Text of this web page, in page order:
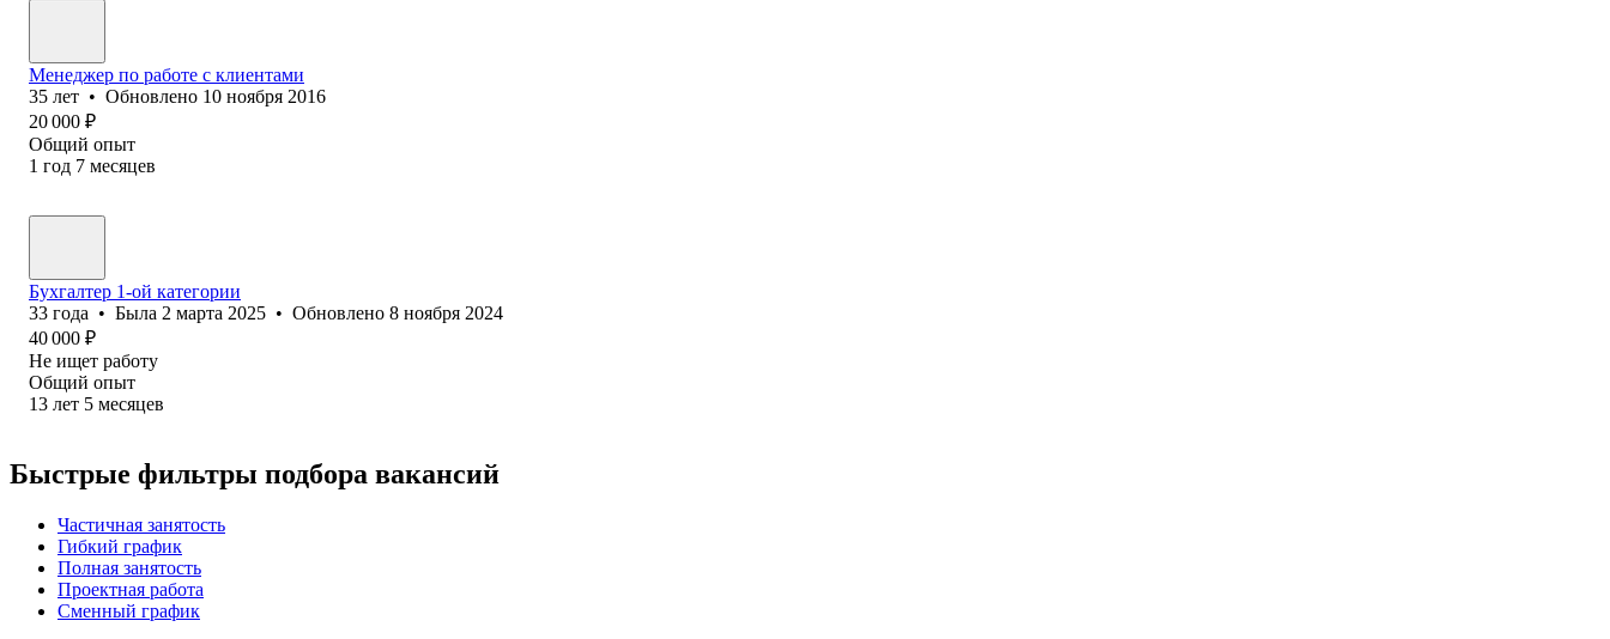
Менеджер по работе с клиентами
35 лет • Обновлено 10 ноября 2016
20 000 ₽
Общий опыт
1 год 7 месяцев
Бухгалтер 1-ой категории
33 года • Была 2 марта 2025 • Обновлено 8 ноября 2024
40 000 ₽
Не ищет работу
Общий опыт
13 лет 5 месяцев
Быстрые фильтры подбора вакансий
Частичная занятость
Гибкий график
Полная занятость
Проектная работа
Сменный график